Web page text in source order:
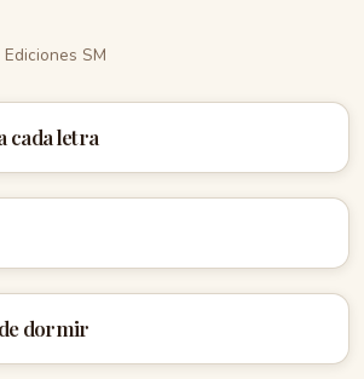
Ediciones SM
cada letra
dormir